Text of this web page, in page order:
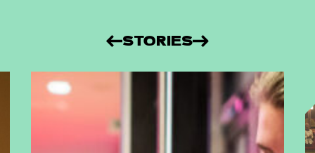
STORIES